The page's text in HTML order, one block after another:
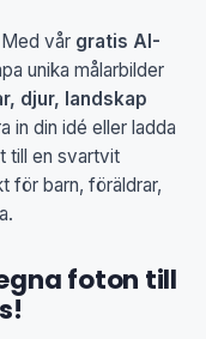
vår gratis AI-
unika målarbilder
djur, landskap
in din idé eller ladda
till en svartvit
för barn, föräldrar,
foton till